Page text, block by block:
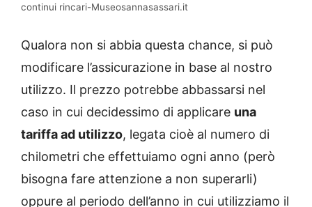
continui rincari-Museosannasassari.it
Qualora non si abbia questa chance, si può
modificare l’assicurazione in base al nostro
utilizzo. Il prezzo potrebbe abbassarsi nel
caso in cui decidessimo di applicare una
tariffa ad utilizzo, legata cioè al numero di
chilometri che effettuiamo ogni anno (però
bisogna fare attenzione a non superarli)
oppure al periodo dell’anno in cui utilizziamo il